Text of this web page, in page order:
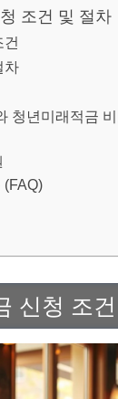
조건 및 절차
건
차
청년미래적금
(FAQ)
신청 조